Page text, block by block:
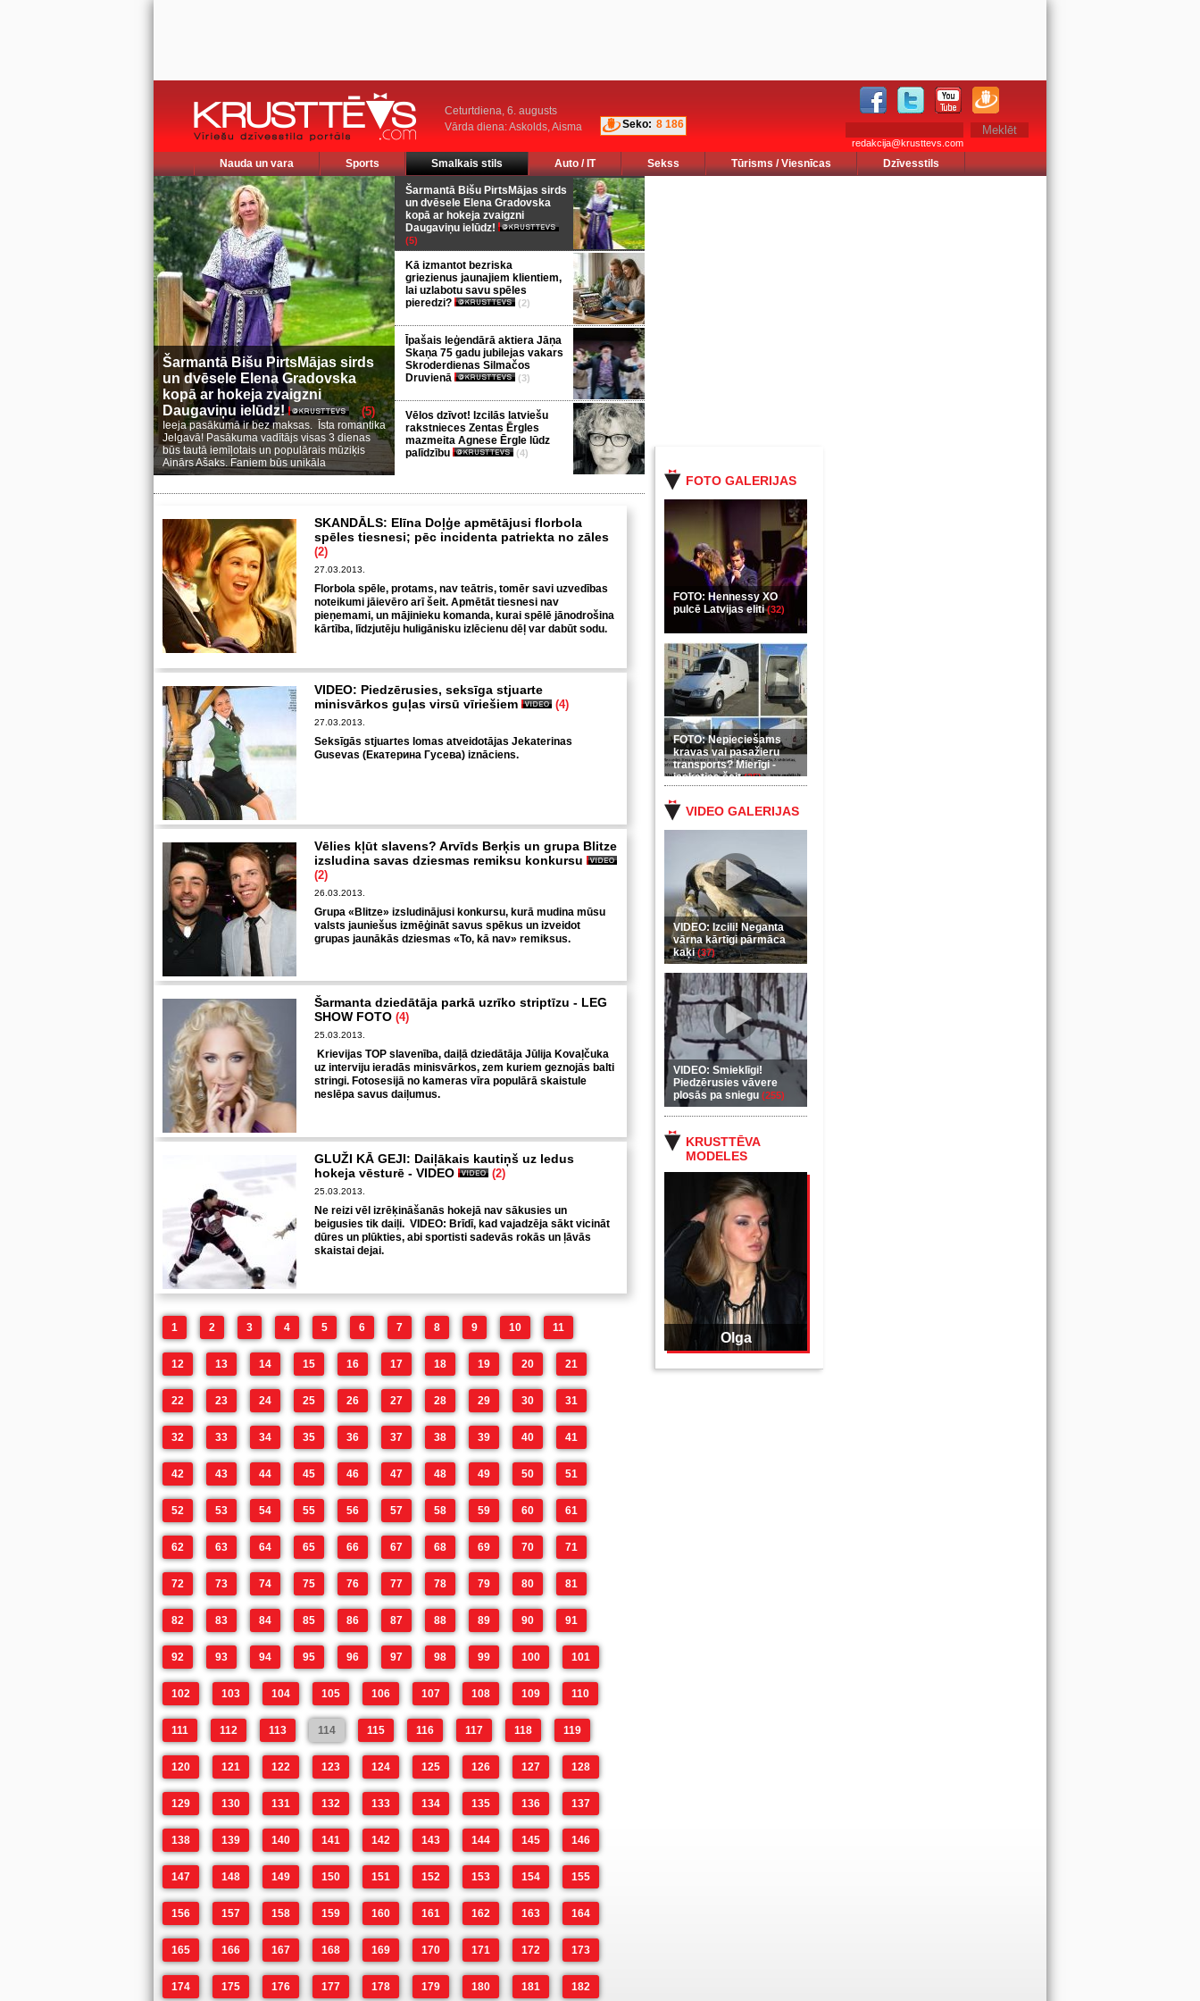
Ceturtdiena, 6. augusts
Vārda diena: Askolds, Aisma
Seko: 8 186
redakcija@krusttevs.com
Nauda un vara Sports Smalkais stils Auto / IT Sekss Tūrisms / Viesnīcas Dzīvesstils
FOTO GALERIJAS
FOTO: Hennessy XO
pulcē Latvijas eliti(32)
FOTO: Nepieciešams
kravas vai pasažieru
transports? Mierīgi -
ieskaties šeit(35)
VIDEO GALERIJAS
VIDEO: Izcili! Neganta
vārna kārtīgi pārmāca
kaķi(37)
VIDEO: Smieklīgi!
Piedzērusies vāvere
plosās pa sniegu (255)
KRUSTTĒVA
MODELES
Olga
Šarmantā Bišu PirtsMājas sirds
un dvēsele Elena Gradovska
kopā ar hokeja zvaigzni
Daugaviņu ielūdz!
(5)
Ieeja pasākumā ir bez maksas. Īsta romantika
Jelgavā! Pasākuma vadītājs visas 3 dienas
būs tautā iemīļotais un populārais mūziķis
Ainārs Ašaks. Faniem būs unikāla
Šarmantā Bišu PirtsMājas sirds
un dvēsele Elena Gradovska
kopā ar hokeja zvaigzni
Daugaviņu ielūdz!
(5)
Kā izmantot bezriska
griezienus jaunajiem klientiem,
lai uzlabotu savu spēles
pieredzi?
(2)
Īpašais leģendārā aktiera Jāņa
Skaņa 75 gadu jubilejas vakars
Skroderdienas Silmačos
Druvienā
(3)
Vēlos dzīvot! Izcilās latviešu
rakstnieces Zentas Ērgles
mazmeita Agnese Ērgle lūdz
palīdzību
(4)
SKANDĀLS: Elīna Doļģe apmētājusi florbola
spēles tiesnesi; pēc incidenta patriekta no zāles
(2)
27.03.2013.
Florbola spēle, protams, nav teātris, tomēr savi uzvedības
noteikumi jāievēro arī šeit. Apmētāt tiesnesi nav
pieņemami, un mājinieku komanda, kurai spēlē jānodrošina
kārtība, līdzjutēju huligānisku izlēcienu dēļ var dabūt sodu.
VIDEO: Piedzērusies, seksīga stjuarte
minisvārkos guļas virsū vīriešiem
(4)
27.03.2013.
Seksīgās stjuartes lomas atveidotājas Jekaterinas
Gusevas (Екатерина Гусева) iznāciens.
Vēlies kļūt slavens? Arvīds Berķis un grupa Blitze
izsludina savas dziesmas remiksu konkursu
(2)
26.03.2013.
Grupa «Blitze» izsludinājusi konkursu, kurā mudina mūsu
valsts jauniešus izmēģināt savus spēkus un izveidot
grupas jaunākās dziesmas «To, kā nav» remiksus.
Šarmanta dziedātāja parkā uzrīko striptīzu - LEG
SHOW FOTO (4)
25.03.2013.
Krievijas TOP slavenība, daiļā dziedātāja Jūlija Kovaļčuka
uz interviju ieradās minisvārkos, zem kuriem geznojās balti
stringi. Fotosesijā no kameras vīra populārā skaistule
neslēpa savus daiļumus.
GLUŽI KĀ GEJI: Daiļākais kautiņš uz ledus
hokeja vēsturē - VIDEO
(2)
25.03.2013.
Ne reizi vēl izrēķināšanās hokejā nav sākusies un
beigusies tik daiļi. VIDEO: Brīdī, kad vajadzēja sākt vicināt
dūres un plūkties, abi sportisti sadevās rokās un ļāvās
skaistai dejai.
1 2 3 4 5 6 7 8 9 10 11
12 13 14 15 16 17 18 19 20 21
22 23 24 25 26 27 28 29 30 31
32 33 34 35 36 37 38 39 40 41
42 43 44 45 46 47 48 49 50 51
52 53 54 55 56 57 58 59 60 61
62 63 64 65 66 67 68 69 70 71
72 73 74 75 76 77 78 79 80 81
82 83 84 85 86 87 88 89 90 91
92 93 94 95 96 97 98 99 100 101
102 103 104 105 106 107 108 109 110
111 112 113 114 115 116 117 118 119
120 121 122 123 124 125 126 127 128
129 130 131 132 133 134 135 136 137
138 139 140 141 142 143 144 145 146
147 148 149 150 151 152 153 154 155
156 157 158 159 160 161 162 163 164
165 166 167 168 169 170 171 172 173
174 175 176 177 178 179 180 181 182